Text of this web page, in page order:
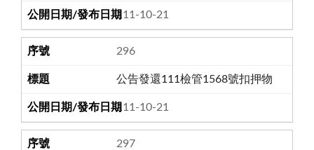
111-10-21
296
公告發還111檢管1568號扣押物
111-10-21
297